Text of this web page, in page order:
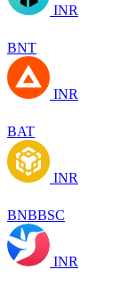
INR
BNT
INR
BAT
INR
BNBBSC
INR